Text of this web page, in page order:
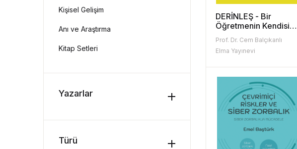
DERİNLEŞ - Bir
Öğretmenin Kendisine
Sorular
Prof. Dr. Cem Balçıkanlı
Elma Yayınevi
Kişisel Gelişim
Anı ve Araştırma
Kitap Setleri
Yazarlar
Türü